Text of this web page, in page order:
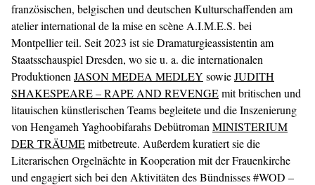
französischen, belgischen und deutschen Kulturschaffenden am
atelier international de la mise en scène A.I.M.E.S. bei
Montpellier teil. Seit 2023 ist sie Dramaturgieassistentin am
Staatsschauspiel Dresden, wo sie u. a. die internationalen
Produktionen JASON MEDEA MEDLEY sowieJUDITH
SHAKESPEARE – RAPE AND REVENGEmit britischen und
litauischen künstlerischen Teams begleitete und die Inszenierung
von Hengameh Yaghoobifarahs Debütroman MINISTERIUM
DER TRÄUMEmitbetreute. Außerdem kuratiert sie die
Literarischen Orgelnächte in Kooperation mit der Frauenkirche
und engagiert sich bei den Aktivitäten des Bündnisses #WOD –